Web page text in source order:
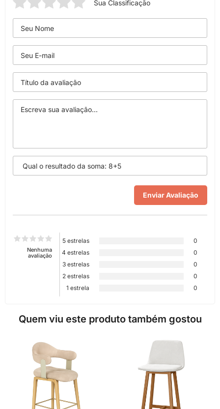
Sua Classificação
Nenhuma
avaliação
5 estrelas
0
4 estrelas
0
3 estrelas
0
2 estrelas
0
1 estrela
0
Quem viu este produto também gostou